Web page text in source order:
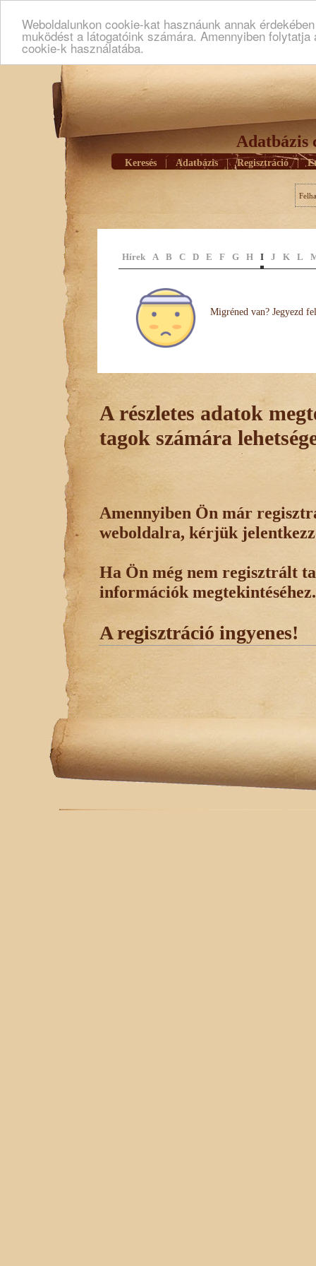
Weboldalunkon cookie-kat hasznáunk annak
muködést a látogatóink számára. Amennyiben
cookie-k használatába.
Adatbázis
Keresés Adatbázis | Regisztráció |
Hírek A B C D E F G H I J K L
Migréned van? Jegyezd
A részletes adatok
tagok számára
Amennyiben Ön már
weboldalra, kérjük
Ha Ön még nem regisztrált
információk megtekintéséhez.
A regisztráció ingyenes!